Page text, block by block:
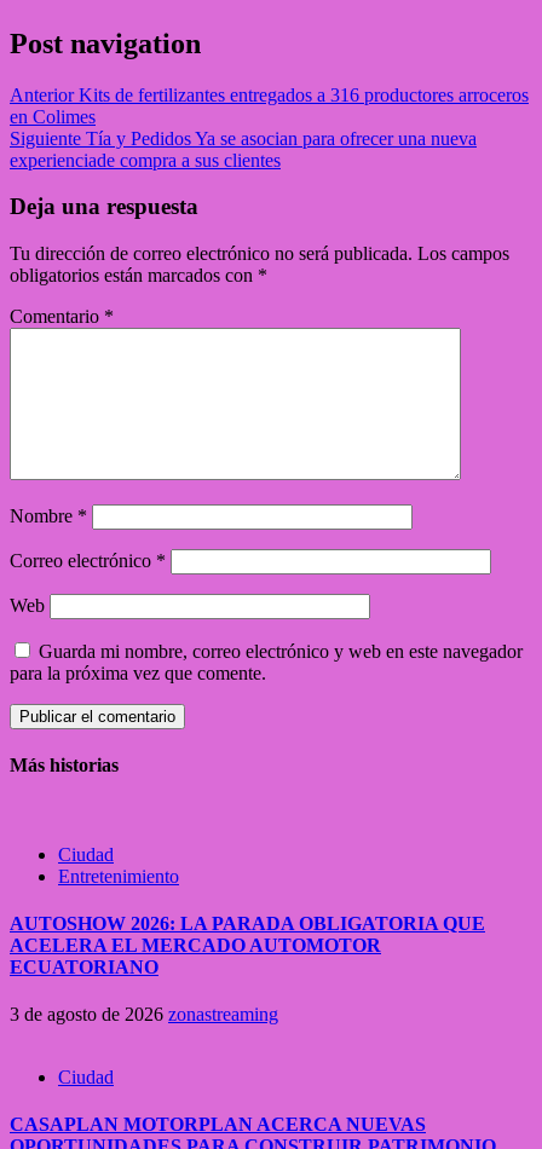
Post navigation
AnteriorKits de fertilizantes entregados a 316 productores arroceros
en Colimes
Siguiente Tía y Pedidos Ya se asocian para ofrecer una nueva
experienciade compra a sus clientes
Deja una respuesta
Tu dirección de correo electrónico no será publicada. Los campos
obligatorios están marcados con *
Comentario *
Nombre *
Correo electrónico *
Web
Guarda mi nombre, correo electrónico y web en este navegador
para la próxima vez que comente.
Más historias
Ciudad
Entretenimiento
AUTOSHOW 2026: LA PARADA OBLIGATORIA QUE
ACELERA EL MERCADO AUTOMOTOR
ECUATORIANO
3 de agosto de 2026 zonastreaming
Ciudad
CASAPLAN MOTORPLAN ACERCA NUEVAS